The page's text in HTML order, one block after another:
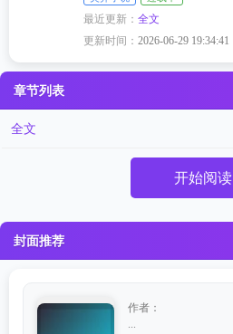
最近更新：全文
更新时间：2026-06-29 19:34:41
章节列表
全文
开始阅读
封面推荐
作者：